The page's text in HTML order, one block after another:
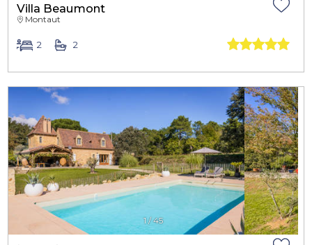
Villa Beaumont
Montaut
2 2
1/45